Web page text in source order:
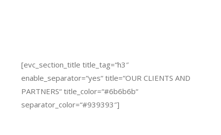
[evc_section_title title_tag=“h3″
enable_separator=“yes“ title=“OUR CLIENTS AND
PARTNERS“ title_color=“#6b6b6b“
separator_color=“#939393″]